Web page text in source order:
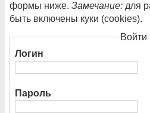
формы ниже. Замечание: для
быть включены куки (cookies).
Войти
Логин
Пароль